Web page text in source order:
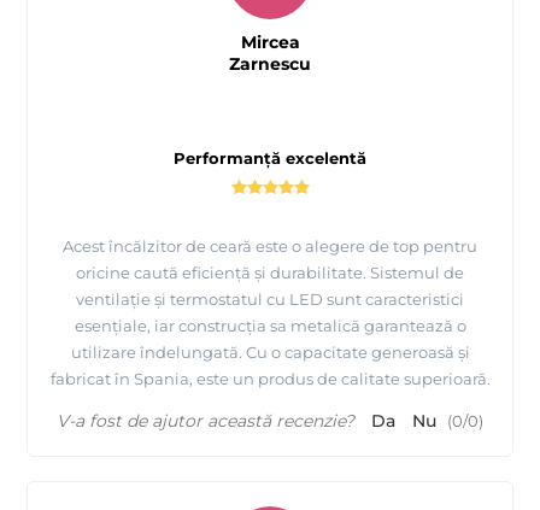
Performanță excelentă
Acest încălzitor de ceară este o alegere de top pentru
oricine caută eficiență și durabilitate. Sistemul de
ventilație și termostatul cu LED sunt caracteristici
esențiale, iar construcția sa metalică garantează o
utilizare îndelungată. Cu o capacitate generoasă și
fabricat în Spania, este un produs de calitate superioară.
Mircea
Zarnescu
V-a fost de ajutor această recenzie? Da Nu (0/0)